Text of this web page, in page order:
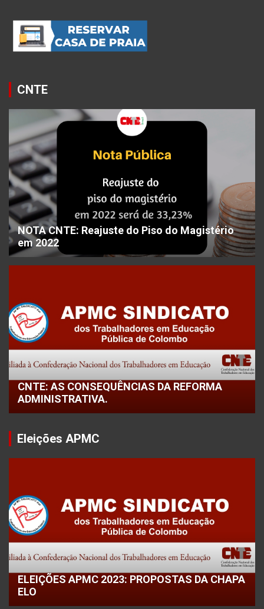
CNTE
NOTA CNTE: Reajuste do Piso do Magistério
em 2022
CNTE: AS CONSEQUÊNCIAS DA REFORMA
ADMINISTRATIVA.
Eleições APMC
ELEIÇÕES APMC 2023: PROPOSTAS DA CHAPA
ELO